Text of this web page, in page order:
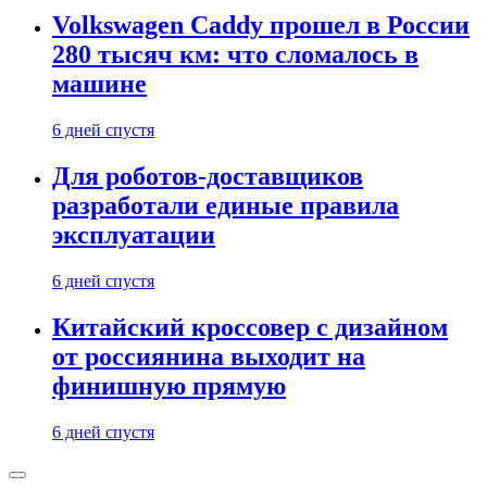
Volkswagen Caddy прошел в России
280 тысяч км: что сломалось в
машине
6 дней спустя
Для роботов-доставщиков
разработали единые правила
эксплуатации
6 дней спустя
Китайский кроссовер с дизайном
от россиянина выходит на
финишную прямую
6 дней спустя